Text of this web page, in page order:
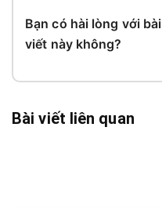
Bạn có hài lòng với bài
viết này không?
Bài viết liên quan